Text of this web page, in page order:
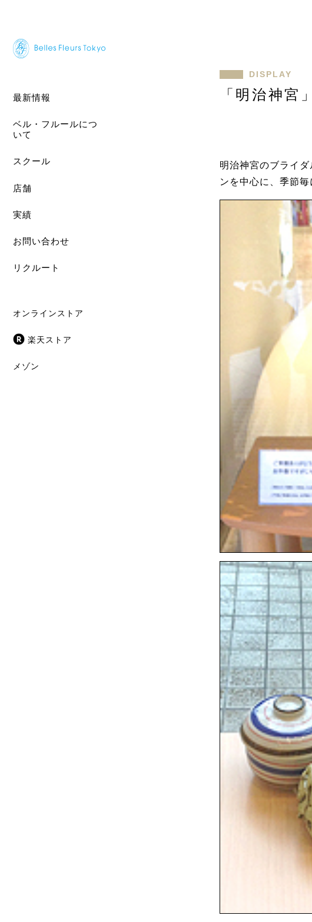
最新情報
ベル・フルールにつ
いて
スクール
店舗
実績
お問い合わせ
リクルート
オンラインストア
楽天ストア
メゾン
DISPLAY
「明治神
明治神宮のブライ
ンを中心に、季節